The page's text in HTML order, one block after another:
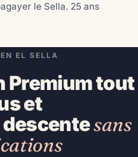
le Sella. 25 ans
EL SELLA
Premium tout
et
sans